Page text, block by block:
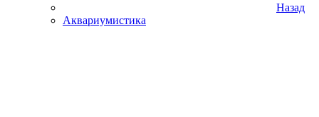
Назад
Аквариумистика